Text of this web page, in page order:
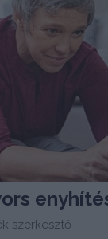
szerkesztő